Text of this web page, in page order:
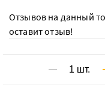
Отзывов на данный
оставит отзыв!